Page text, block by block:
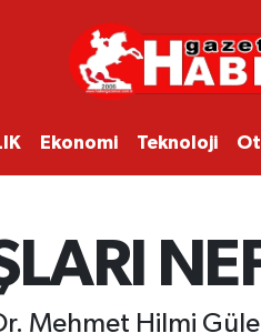
Ekonomi Teknoloji
Mehmet Hilmi